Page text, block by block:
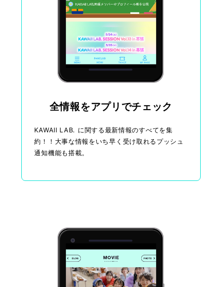
全情報をアプリでチェック
KAWAII LAB. に関する最新情報のすべてを集
約！！大事な情報をいち早く受け取れるプッシュ
通知機能も搭載。